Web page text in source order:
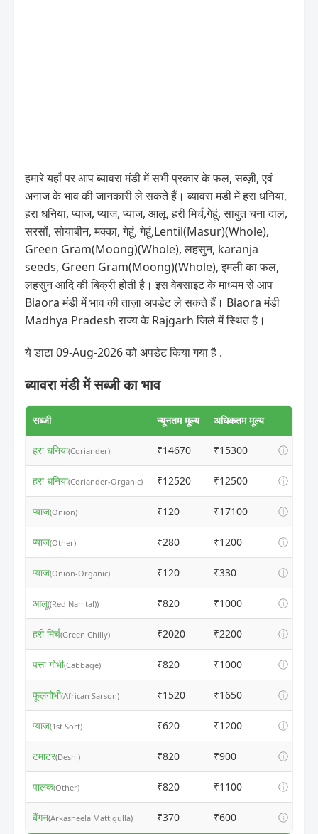
हमारे यहाँ पर आप ब्यावरा मंडी में सभी प्रकार के फल, सब्ज़ी, एवं
अनाज के भाव की जानकारी ले सकते हैं। ब्यावरा मंडी में हरा धनिया,
हरा धनिया, प्याज, प्याज, प्याज, आलू, हरी मिर्च,गेहूं, साबुत चना दाल,
सरसों, सोयाबीन, मक्का, गेहूं, गेहूं,Lentil(Masur)(Whole),
Green Gram(Moong)(Whole), लहसुन, karanja
seeds, Green Gram(Moong)(Whole), इमली का फल,
लहसुन आदि की बिक्री होती है। इस वेबसाइट के माध्यम से आप
Biaora मंडी में भाव की ताज़ा अपडेट ले सकते हैं। Biaora मंडी
Madhya Pradesh राज्य के Rajgarh जिले में स्थित है।
ये डाटा 09-Aug-2026 को अपडेट किया गया है .
ब्यावरा मंडी में सब्जी का भाव
सब्जी न्यूनतम मूल्य अधिकतम मूल्य
हरा धनिया(Coriander) ₹14670 ₹15300 ⓘ
हरा धनिया(Coriander-Organic) ₹12520 ₹12500 ⓘ
प्याज(Onion) ₹120 ₹17100 ⓘ
प्याज(Other) ₹280 ₹1200 ⓘ
प्याज(Onion-Organic) ₹120 ₹330 ⓘ
आलू((Red Nanital)) ₹820 ₹1000 ⓘ
हरी मिर्च(Green Chilly) ₹2020 ₹2200 ⓘ
पत्ता गोभी(Cabbage) ₹820 ₹1000 ⓘ
फूलगोभी(African Sarson) ₹1520 ₹1650 ⓘ
प्याज(1st Sort) ₹620 ₹1200 ⓘ
टमाटर(Deshi) ₹820 ₹900 ⓘ
पालक(Other) ₹820 ₹1100 ⓘ
बैंगन(Arkasheela Mattigulla) ₹370 ₹600 ⓘ